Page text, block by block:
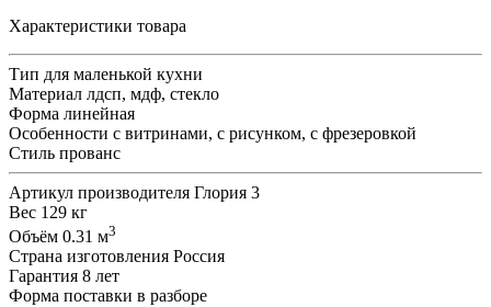
Характеристики товара
Тип для маленькой кухни
Материал лдсп, мдф, стекло
Форма линейная
Особенности с витринами, с рисунком, с фрезеровкой
Стиль прованс
Артикул производителя Глория 3
Вес 129 кг
Объём 0.31 м3
Страна изготовления Россия
Гарантия 8 лет
Форма поставки в разборе